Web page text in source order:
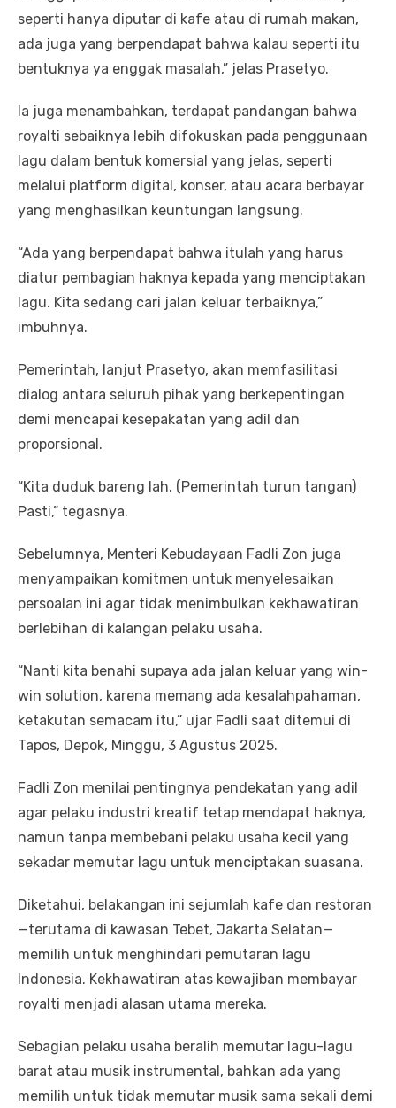
seperti hanya diputar di kafe atau di rumah makan,
ada juga yang berpendapat bahwa kalau seperti itu
bentuknya ya enggak masalah,” jelas Prasetyo.
Ia juga menambahkan, terdapat pandangan bahwa
royalti sebaiknya lebih difokuskan pada penggunaan
lagu dalam bentuk komersial yang jelas, seperti
melalui platform digital, konser, atau acara berbayar
yang menghasilkan keuntungan langsung.
“Ada yang berpendapat bahwa itulah yang harus
diatur pembagian haknya kepada yang menciptakan
lagu. Kita sedang cari jalan keluar terbaiknya,”
imbuhnya.
Pemerintah, lanjut Prasetyo, akan memfasilitasi
dialog antara seluruh pihak yang berkepentingan
demi mencapai kesepakatan yang adil dan
proporsional.
“Kita duduk bareng lah. (Pemerintah turun tangan)
Pasti,” tegasnya.
Sebelumnya, Menteri Kebudayaan Fadli Zon juga
menyampaikan komitmen untuk menyelesaikan
persoalan ini agar tidak menimbulkan kekhawatiran
berlebihan di kalangan pelaku usaha.
“Nanti kita benahi supaya ada jalan keluar yang win-
win solution, karena memang ada kesalahpahaman,
ketakutan semacam itu,” ujar Fadli saat ditemui di
Tapos, Depok, Minggu, 3 Agustus 2025.
Fadli Zon menilai pentingnya pendekatan yang adil
agar pelaku industri kreatif tetap mendapat haknya,
namun tanpa membebani pelaku usaha kecil yang
sekadar memutar lagu untuk menciptakan suasana.
Diketahui, belakangan ini sejumlah kafe dan restoran
—terutama di kawasan Tebet, Jakarta Selatan—
memilih untuk menghindari pemutaran lagu
Indonesia. Kekhawatiran atas kewajiban membayar
royalti menjadi alasan utama mereka.
Sebagian pelaku usaha beralih memutar lagu-lagu
barat atau musik instrumental, bahkan ada yang
memilih untuk tidak memutar musik sama sekali demi